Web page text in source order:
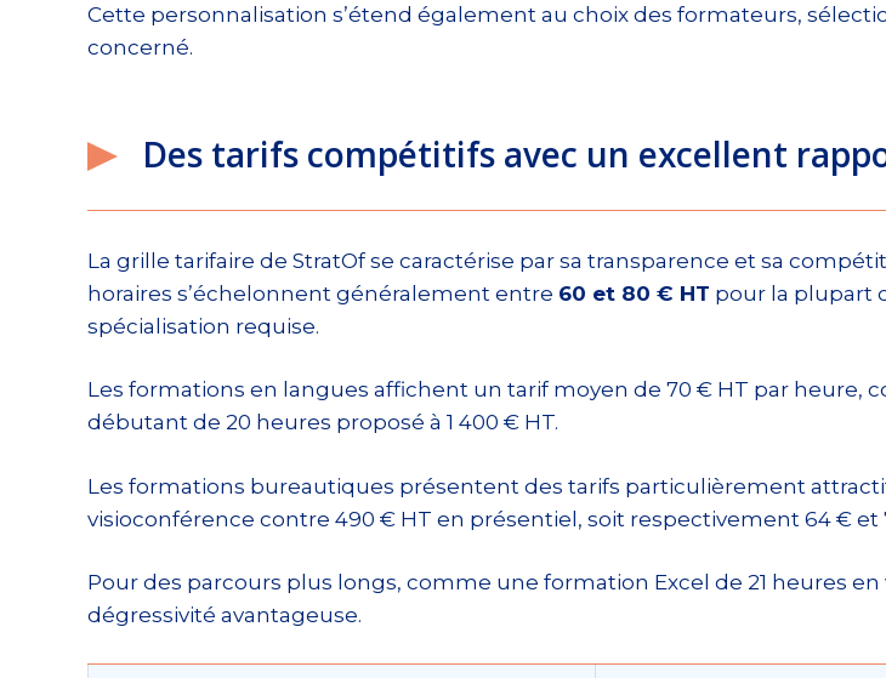
Cette personnalisation s’étend également au choix des formateurs,
concerné.
Des tarifs compétitifs avec un excellent
La grille tarifaire de StratOf se caractérise par sa transparence et sa
horaires s’échelonnent généralement entre 60 et 80 € HT pour la plupart
spécialisation requise.
Les formations en langues affichent un tarif moyen de 70 € HT par heure,
débutant de 20 heures proposé à 1 400 € HT.
Les formations bureautiques présentent des tarifs particulièrement
visioconférence contre 490 € HT en présentiel, soit respectivement 64 € et
Pour des parcours plus longs, comme une formation Excel de 21 heures
dégressivité avantageuse.